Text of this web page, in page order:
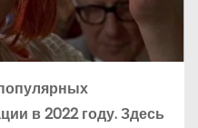
в 2022 году. Здесь